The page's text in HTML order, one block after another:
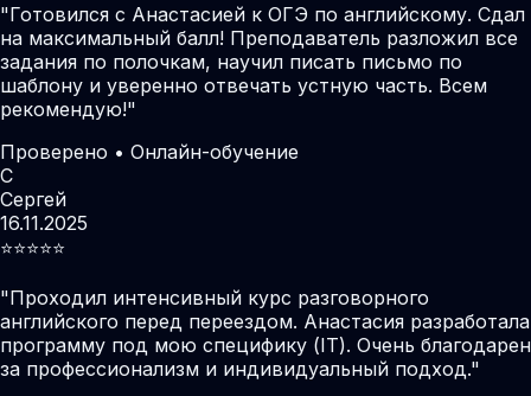
"Готовился с Анастасией к ОГЭ по английскому. Сдал
на максимальный балл! Преподаватель разложил все
задания по полочкам, научил писать письмо по
шаблону и уверенно отвечать устную часть. Всем
рекомендую!"
Проверено • Онлайн-обучение
С
Сергей
16.11.2025
⭐️⭐️⭐️⭐️⭐️
"Проходил интенсивный курс разговорного
английского перед переездом. Анастасия разработала
программу под мою специфику (IT). Очень благодарен
за профессионализм и индивидуальный подход."